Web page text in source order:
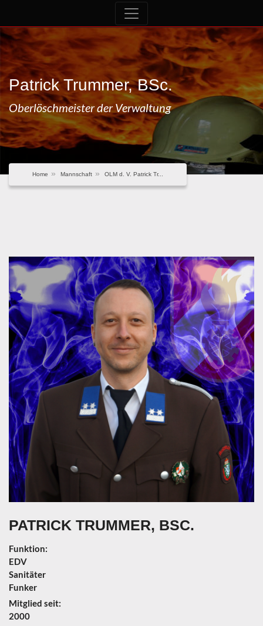
Patrick Trummer, BSc.
Oberlöschmeister der Verwaltung
Home Mannschaft OLM d. V. Patrick Tr...
PATRICK TRUMMER, BSC.
Funktion:
EDV
Sanitäter
Funker
Mitglied seit:
2000